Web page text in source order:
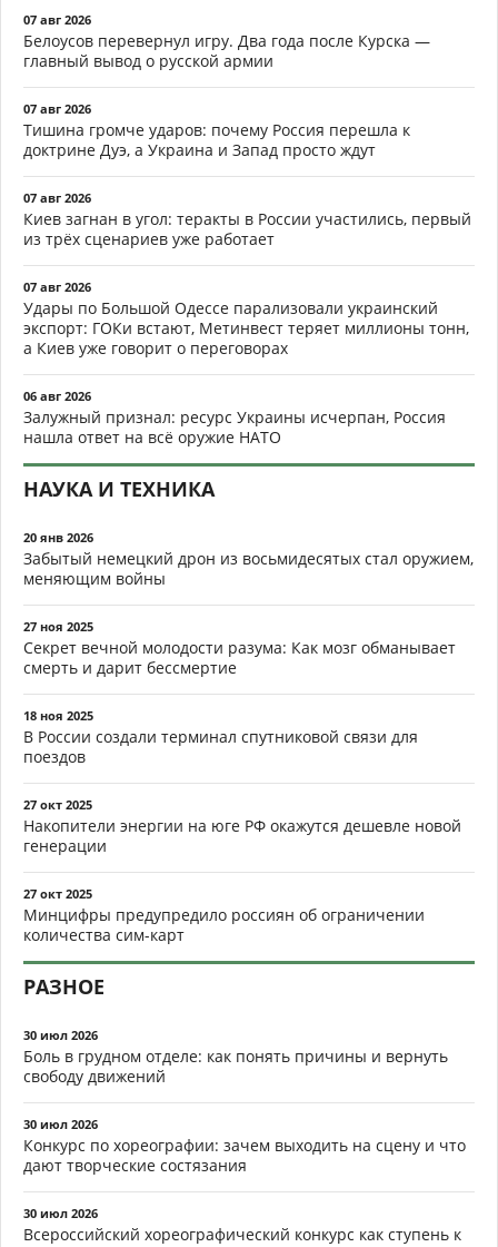
07 авг 2026
Белоусов перевернул игру. Два года после Курска —
главный вывод о русской армии
07 авг 2026
Тишина громче ударов: почему Россия перешла к
доктрине Дуэ, а Украина и Запад просто ждут
07 авг 2026
Киев загнан в угол: теракты в России участились, первый
из трёх сценариев уже работает
07 авг 2026
Удары по Большой Одессе парализовали украинский
экспорт: ГОКи встают, Метинвест теряет миллионы тонн,
а Киев уже говорит о переговорах
06 авг 2026
Залужный признал: ресурс Украины исчерпан, Россия
нашла ответ на всё оружие НАТО
НАУКА И ТЕХНИКА
20 янв 2026
Забытый немецкий дрон из восьмидесятых стал оружием,
меняющим войны
27 ноя 2025
Секрет вечной молодости разума: Как мозг обманывает
смерть и дарит бессмертие
18 ноя 2025
В России создали терминал спутниковой связи для
поездов
27 окт 2025
Накопители энергии на юге РФ окажутся дешевле новой
генерации
27 окт 2025
Минцифры предупредило россиян об ограничении
количества сим-карт
РАЗНОЕ
30 июл 2026
Боль в грудном отделе: как понять причины и вернуть
свободу движений
30 июл 2026
Конкурс по хореографии: зачем выходить на сцену и что
дают творческие состязания
30 июл 2026
Всероссийский хореографический конкурс как ступень к